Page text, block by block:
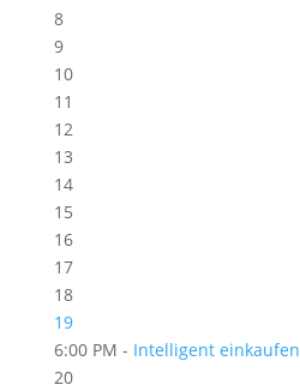
8
9
10
11
12
13
14
15
16
17
18
19
6:00 PM - Intelligent einkaufen
20